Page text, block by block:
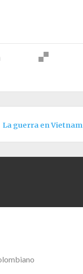
La guerra en Vietnam